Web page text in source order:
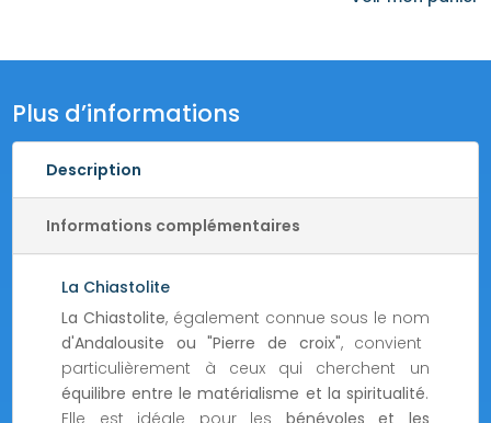
Plus d’informations
Description
Informations complémentaires
La Chiastolite
La Chiastolite, également connue sous le nom
d'Andalousite ou "Pierre de croix", convient
particulièrement à ceux qui cherchent un
équilibre entre le matérialisme et la spiritualité.
Elle est idéale pour les bénévoles et les